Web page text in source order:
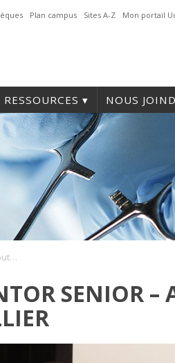
Plan campus Sites A-Z Mon portail
RESSOURCES NOUS
Prix Mentor Senior – Alain Bouthillier
SENIOR –